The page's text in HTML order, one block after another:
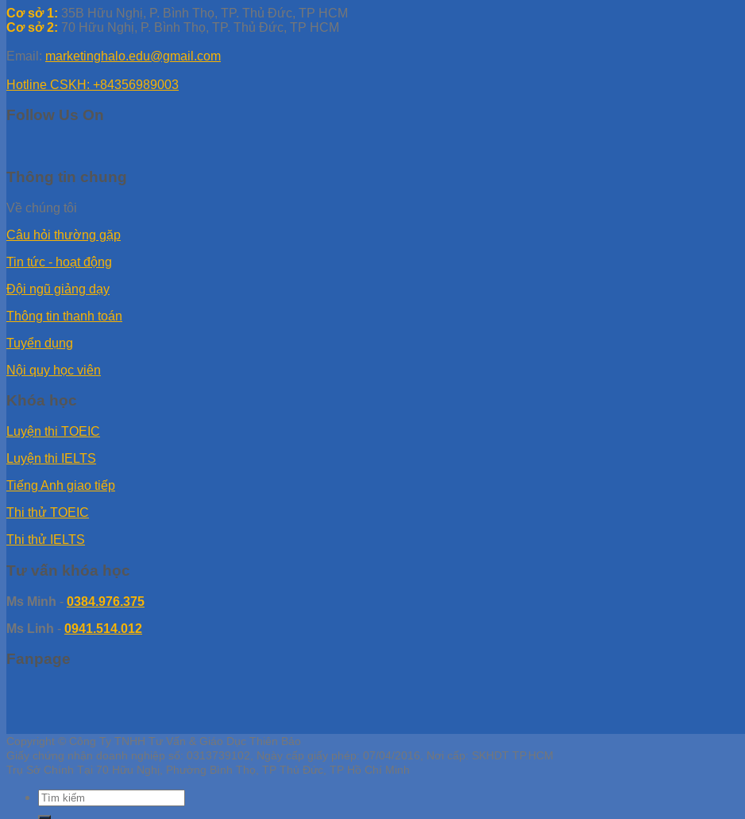
Cơ sở 1: 35B Hữu Nghị, P. Bình Thọ, TP. Thủ Đức, TP HCM
Cơ sở 2: 70 Hữu Nghị, P. Bình Thọ, TP. Thủ Đức, TP HCM
Email: marketinghalo.edu@gmail.com
Hotline CSKH: +84356989003
Follow Us On
Thông tin chung
Về chúng tôi
Câu hỏi thường gặp
Tin tức - hoạt động
Đội ngũ giảng dạy
Thông tin thanh toán
Tuyển dụng
Nội quy học viên
Khóa học
Luyện thi TOEIC
Luyện thi IELTS
Tiếng Anh giao tiếp
Thi thử TOEIC
Thi thử IELTS
Tư vấn khóa học
Ms Minh - 0384.976.375
Ms Linh - 0941.514.012
Fanpage
Copyright © Công Ty TNHH Tư Vấn & Giáo Dục Thiên Bảo
Giấy chứng nhận doanh nghiệp số: 0313739102, Ngày cấp giấy phép: 07/04/2016, Nơi cấp: SKHDT TP.HCM
Trụ Sở Chính Tại 70 Hữu Nghị, Phường Bình Thọ, TP Thủ Đức, TP Hồ Chí Minh